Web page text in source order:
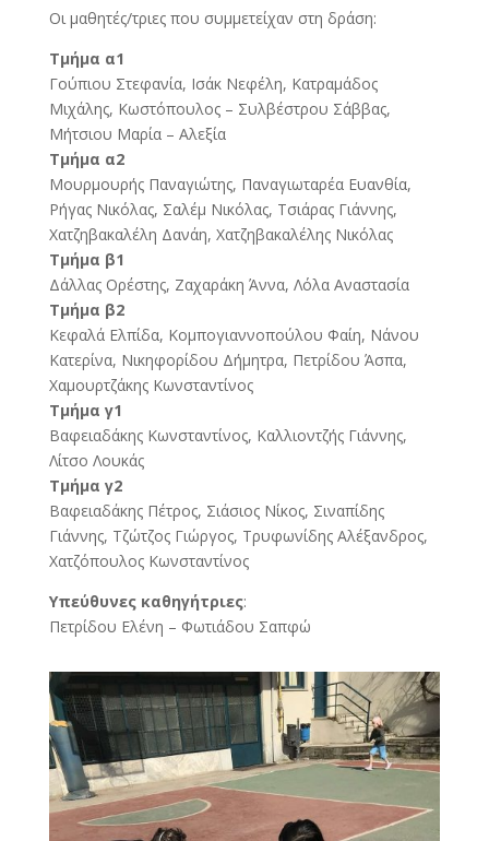
Οι μαθητές/τριες που συμμετείχαν στη δράση:
Τμήμα α1
Γούπιου Στεφανία, Ισάκ Νεφέλη, Κατραμάδος
Μιχάλης, Κωστόπουλος – Συλβέστρου Σάββας,
Μήτσιου Μαρία – Αλεξία
Τμήμα α2
Μουρμουρής Παναγιώτης, Παναγιωταρέα Ευανθία,
Ρήγας Νικόλας, Σαλέμ Νικόλας, Τσιάρας Γιάννης,
Χατζηβακαλέλη Δανάη, Χατζηβακαλέλης Νικόλας
Τμήμα β1
Δάλλας Ορέστης, Ζαχαράκη Άννα, Λόλα Αναστασία
Τμήμα β2
Κεφαλά Ελπίδα, Κομπογιαννοπούλου Φαίη, Νάνου
Κατερίνα, Νικηφορίδου Δήμητρα, Πετρίδου Άσπα,
Χαμουρτζάκης Κωνσταντίνος
Τμήμα γ1
Βαφειαδάκης Κωνσταντίνος, Καλλιοντζής Γιάννης,
Λίτσο Λουκάς
Τμήμα γ2
Βαφειαδάκης Πέτρος, Σιάσιος Νίκος, Σιναπίδης
Γιάννης, Τζώτζος Γιώργος, Τρυφωνίδης Αλέξανδρος,
Χατζόπουλος Κωνσταντίνος
Υπεύθυνες καθηγήτριες:
Πετρίδου Ελένη – Φωτιάδου Σαπφώ